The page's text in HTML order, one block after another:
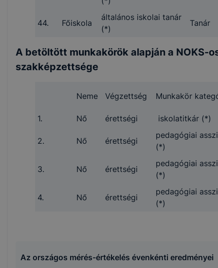
44. Főiskola
általános iskolai tanár
(*)
Tanár
A betöltött munkakörök alapján a NOKS-
szakképzettsége
Neme Végzettség Munkakör
1. Nő érettségi iskolatitkár (*)
2. Nő érettségi
pedagógiai
(*)
3. Nő érettségi
pedagógiai
(*)
4. Nő érettségi
pedagógiai
(*)
Az országos mérés-értékelés évenkénti eredményei